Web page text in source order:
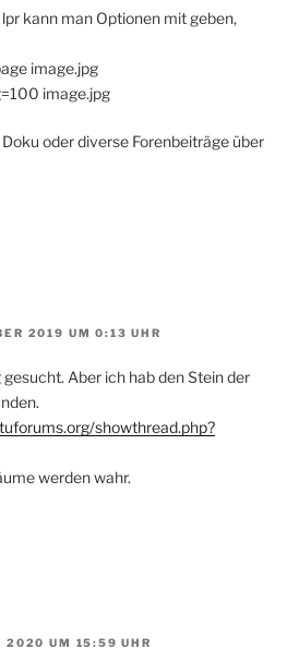
kann man Optionen mit geben,
image.jpg
image.jpg
oder diverse Forenbeiträge über
2019 UM 0:13 UHR
gesucht. Aber ich hab den Stein der
showthread.php?
werden wahr.
2020 UM 15:59 UHR